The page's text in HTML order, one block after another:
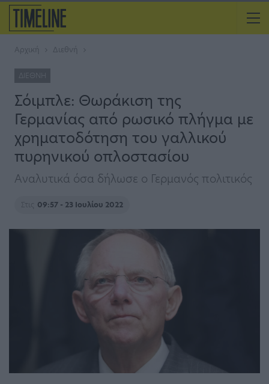
Αρχική Διεθνή
ΔΙΕΘΝΉ
Σόιμπλε: Θωράκιση της
Γερμανίας από ρωσικό πλήγμα με
χρηματοδότηση του γαλλικού
πυρηνικού οπλοστασίου
Αναλυτικά όσα δήλωσε ο Γερμανός πολιτικός
Στις 09:57 - 23 Ιουλίου 2022